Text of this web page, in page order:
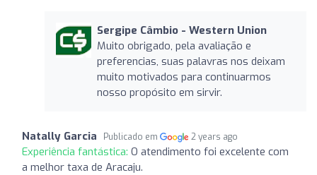
Sergipe Câmbio - Western Union
Muito obrigado, pela avaliação e
preferencias, suas palavras nos deixam
muito motivados para continuarmos
nosso propósito em sirvir.
Natally Garcia Publicado em 2 years ago
Experiência fantástica: O atendimento foi excelente com
a melhor taxa de Aracaju.